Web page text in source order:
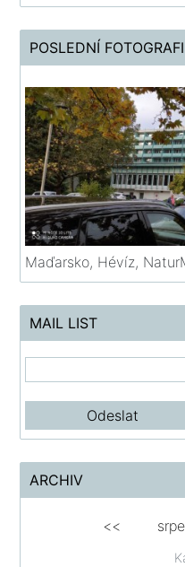
POSLEDNÍ
Maďarsko, Hévíz,
MAIL LIST
ARCHIV
<<